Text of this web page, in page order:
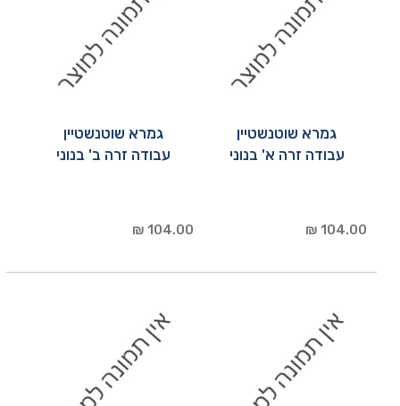
גמרא שוטנשטיין
עבודה זרה א' בנוני
104.00 ₪
גמרא שוטנשטיין
עבודה זרה ב' בנוני
104.00 ₪